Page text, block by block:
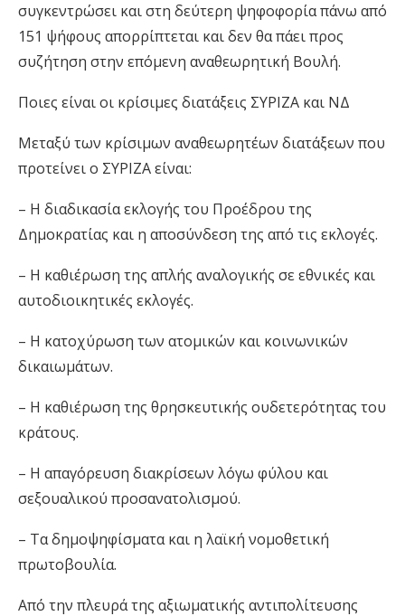
συγκεντρώσει και στη δεύτερη ψηφοφορία πάνω από
151 ψήφους απορρίπτεται και δεν θα πάει προς
συζήτηση στην επόμενη αναθεωρητική Βουλή.
Ποιες είναι οι κρίσιμες διατάξεις ΣΥΡΙΖΑ και ΝΔ
Μεταξύ των κρίσιμων αναθεωρητέων διατάξεων που
προτείνει ο ΣΥΡΙΖΑ είναι:
– Η διαδικασία εκλογής του Προέδρου της
Δημοκρατίας και η αποσύνδεση της από τις εκλογές.
– Η καθιέρωση της απλής αναλογικής σε εθνικές και
αυτοδιοικητικές εκλογές.
– Η κατοχύρωση των ατομικών και κοινωνικών
δικαιωμάτων.
– Η καθιέρωση της θρησκευτικής ουδετερότητας του
κράτους.
– Η απαγόρευση διακρίσεων λόγω φύλου και
σεξουαλικού προσανατολισμού.
– Τα δημοψηφίσματα και η λαϊκή νομοθετική
πρωτοβουλία.
Από την πλευρά της αξιωματικής αντιπολίτευσης